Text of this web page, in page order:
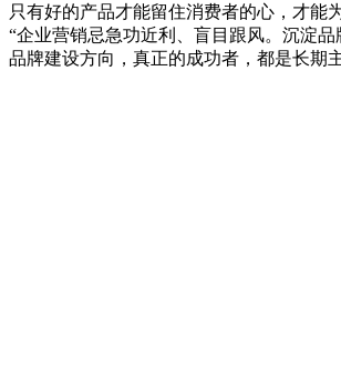
只有好的产品才能留住消费者的心，才能
“企业营销忌急功近利、盲目跟风。沉淀
品牌建设方向，真正的成功者，都是长期